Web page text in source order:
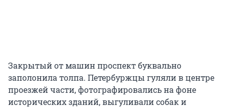
Закрытый от машин проспект буквально
заполонила толпа. Петербуржцы гуляли в центре
проезжей части, фотографировались на фоне
исторических зданий, выгуливали собак и